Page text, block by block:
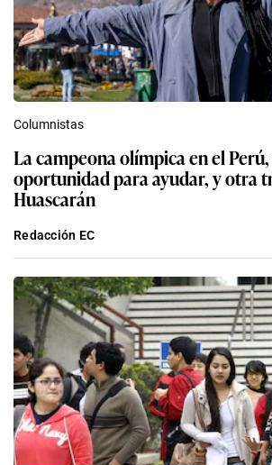
Columnistas
La campeona olímpica en el
oportunidad para ayudar, y otra
Huascarán
Redacción EC